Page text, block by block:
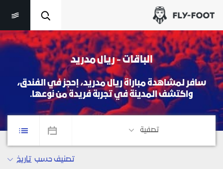
الباقات - ريال مدريد
سافر لمشاهدة مباراة ريال مدريد، إحجز في الفندق،
واكتشف المدينة في تجربة فريدة من نوعها.
تصفية
تصنيف حسب تاريخ